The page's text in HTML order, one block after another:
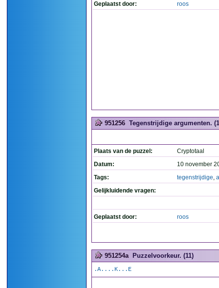
Geplaatst door: roos
951256 Tegenstrijdige argumenten.
Plaats van de puzzel:
Cryptotaal
Datum:
10 november
Tags:
tegenstrijdige,
Gelijkluidende vragen:
Geplaatst door: roos
951254a Puzzelvoorkeur. (11)
.A....K...E